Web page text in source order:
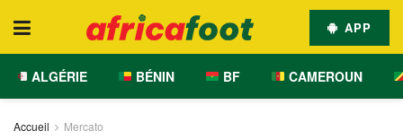
APP
ALGÉRIE BÉNIN BF CAMEROUN
Accueil Mercato